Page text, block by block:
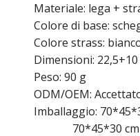
Materiale: lega +
Colore di base:
Colore strass:
Dimensioni: 22,5+10
Peso: 90 g
ODM/OEM:
Imballaggio:
70*45*30 cm